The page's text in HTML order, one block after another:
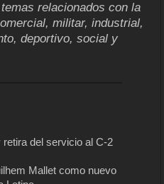
relacionados con la
militar, industrial,
deportivo, social y
del servicio al C-2
Mallet como nuevo